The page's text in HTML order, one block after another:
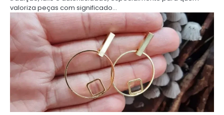
valoriza peças com significado…